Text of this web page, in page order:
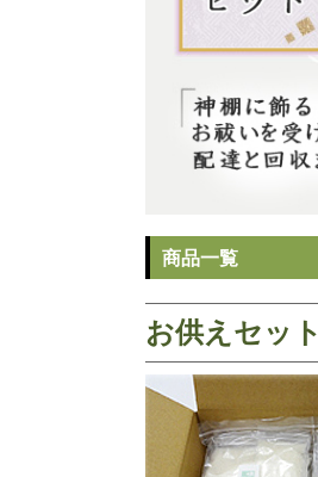
商品一覧
お供えセット